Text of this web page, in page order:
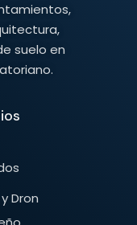
suelo en
Dron